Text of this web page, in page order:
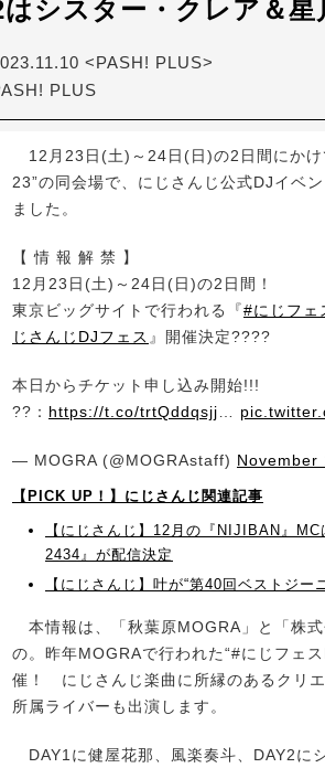
はシスター・クレア＆星
<PASH! PLUS>
PLUS
12月23日(土)～24日(日)の2日間にかけ
23”の同会場で、にじさんじ公式DJイベ
ました。
【 情 報 解 禁 】
12月23日(土)～24日(日)の2日間！
東京ビッグサイトで行われる『#にじフェ
じさんじDJフェス 』開催決定????
本日からチケット申し込み開始!!!
??： https://t.co/trtQddqsjj
— MOGRA (@MOGRAstaff) November
【PICK UP！】にじさんじ関連記事
【にじさんじ】12月の『NIJIBAN』
2434』が配信決定
【にじさんじ】叶が“第40回ベストジ
本情報は、「秋葉原MOGRA」と「株
の。昨年MOGRAで行われた“#にじフェ
催！ にじさんじ楽曲に所縁のあるクリ
所属ライバーも出演します。
DAY1に健屋花那、風楽奏斗、DAY2に